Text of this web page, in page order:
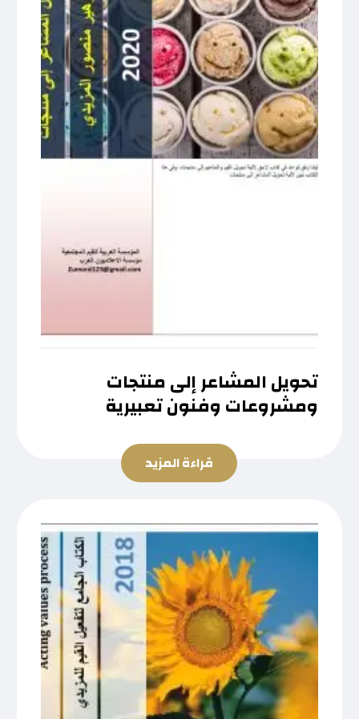
تحويل المشاعر إلى منتجات
ومشروعات وفنون تعبيرية
قراءة المزيد